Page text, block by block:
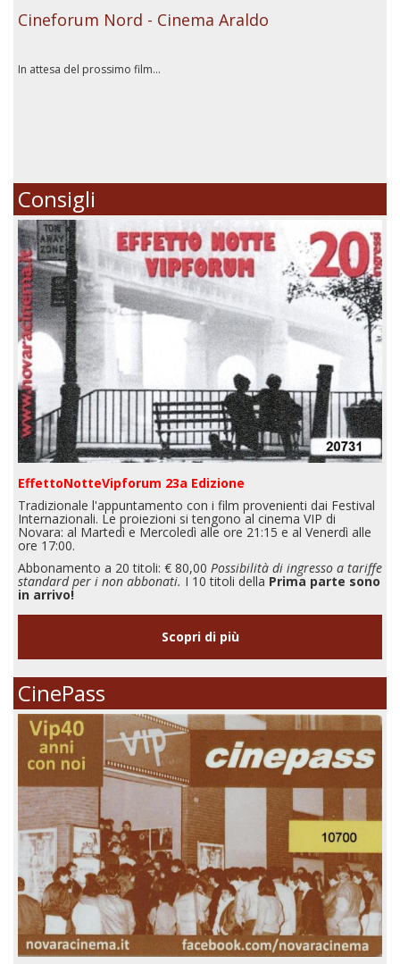
Cineforum Nord - Cinema Araldo
In attesa del prossimo film...
Consigli
EffettoNotteVipforum 23a Edizione
Tradizionale l'appuntamento con i film provenienti dai Festival
Internazionali. Le proiezioni si tengono al cinema VIP di
Novara: al Martedì e Mercoledì alle ore 21:15 e al Venerdì alle
ore 17:00.
Abbonamento a 20 titoli: € 80,00 Possibilità di ingresso a tariffe
standard per i non abbonati. I 10 titoli della Prima parte sono
in arrivo!
Scopri di più
CinePass